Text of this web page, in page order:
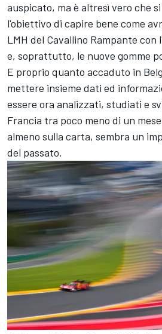
auspicato, ma è altresì vero che
l'obiettivo di capire bene come
LMH del Cavallino Rampante
e, soprattutto, le nuove gomme
E proprio quanto accaduto in
mettere insieme dati ed
essere ora analizzati, studiati e
Francia tra poco meno di un
almeno sulla carta, sembra un
del passato.